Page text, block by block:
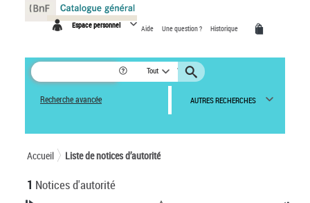
Espace personnel Aide Une question ? Historique
Tout
Recherche avancée AUTRES RECHERCHES
Accueil Liste de notices d’autorité
1 Notices d'autorité
Panneau de gestion des cookies